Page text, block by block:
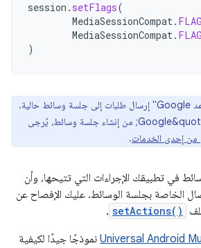
session . setFlags(
MediaSessionCompat.
MediaSessionCompat.
)
يمكن لـ "مساعد Google" إرسال طلبات إلى جلسة وسائط حالية.
لكي يتمكّن &quot;مساعد Google&quot; من إنشاء جلسة وسائط، يُرجى
من إحدى الخدمات.
في تطبيقك الإجراءات التي تتيحها، وأن
الخاصة بجلسة الوسائط. عليك الإفصاح عن
setActions()
.
Universal Android نموذجًا جيدًا لكيفية